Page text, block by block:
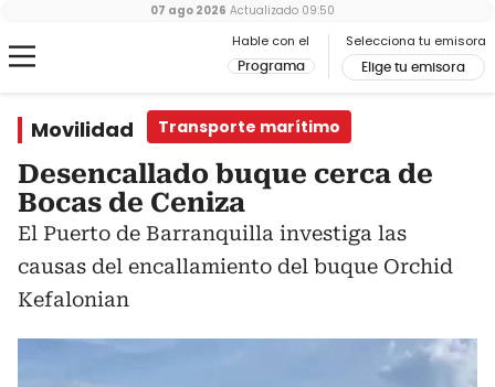
Hable con el
Programa
Selecciona tu emisora
Elige tu emisora
07 ago 2026 Actualizado 09:50
Movilidad Transporte marítimo
Desencallado buque cerca de
Bocas de Ceniza
El Puerto de Barranquilla investiga las
causas del encallamiento del buque Orchid
Kefalonian